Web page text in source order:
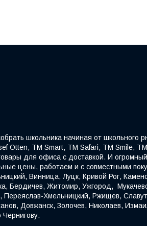
школьника начиная от
ТМ Smart, ТМ Safari, ТМ Smile, ТМ
для офиса с доставкой. И
цены, работаем и с совместными
Винница, Луцк, Кривой Рог,
Бердичев, Житомир, Ужгород,
Хмельницкий, Ржищев,
Довжанск, Золочев, Николаев,